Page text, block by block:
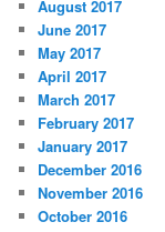
August 2017
June 2017
May 2017
April 2017
March 2017
February 2017
January 2017
December 2016
November 2016
October 2016